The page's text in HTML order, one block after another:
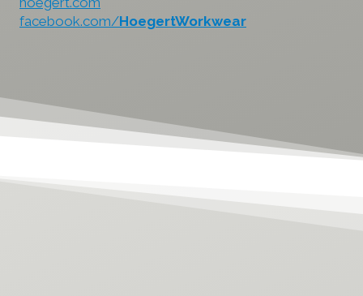
facebook.com/HoegertWorkwear